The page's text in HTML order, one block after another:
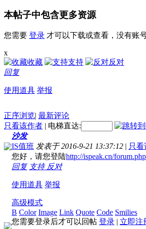
本帖子中包含更多资源
您需要 登录 才可以下载或查看，没有账
x
收藏
支持
反对
回复
使用道具 举报
正序浏览| 最新评论
只看该作者 | 电梯直达:
沙发
IS值班 发表于 2016-9-21 13:37:12 | 只
您好，请您登陆http://ispeak.cn/
回复 支持 反对
使用道具 举报
高级模式
B Color Image Link Quote Code Smilies
您需要登录后才可以回帖 登录 | 立即注